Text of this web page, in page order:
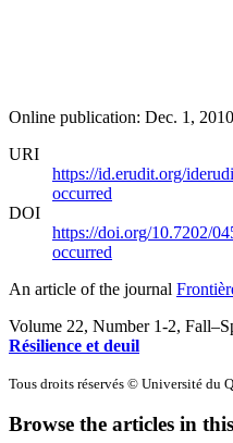
Online publication: Dec. 1, 2010
URI
https://id.erudit.org/
occurred
DOI
https://doi.org/10.7202/
occurred
An article of the journal
Volume 22, Number 1-2,
Résilience et deuil
Tous droits réservés © Université du
Browse the articles in